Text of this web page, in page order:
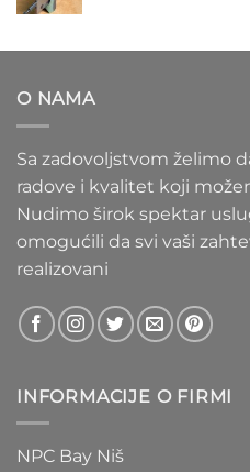
O NAMA
Sa zadovoljstvom želimo
radove i kvalitet koji
Nudimo širok spektar
omogućili da svi vaši
realizovani
INFORMACIJE O FIRMI
NPC Bay Niš